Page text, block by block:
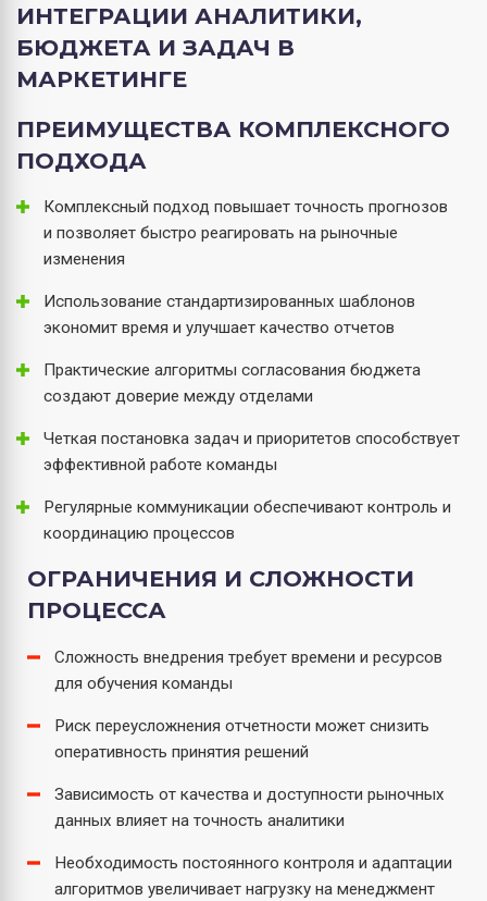
ИНТЕГРАЦИИ АНАЛИТИКИ,
БЮДЖЕТА И ЗАДАЧ В
МАРКЕТИНГЕ
ПРЕИМУЩЕСТВА КОМПЛЕКСНОГО
ПОДХОДА
Комплексный подход повышает точность прогнозов
и позволяет быстро реагировать на рыночные
изменения
Использование стандартизированных шаблонов
экономит время и улучшает качество отчетов
Практические алгоритмы согласования бюджета
создают доверие между отделами
Четкая постановка задач и приоритетов способствует
эффективной работе команды
Регулярные коммуникации обеспечивают контроль и
координацию процессов
ОГРАНИЧЕНИЯ И СЛОЖНОСТИ
ПРОЦЕССА
Сложность внедрения требует времени и ресурсов
для обучения команды
Риск переусложнения отчетности может снизить
оперативность принятия решений
Зависимость от качества и доступности рыночных
данных влияет на точность аналитики
Необходимость постоянного контроля и адаптации
алгоритмов увеличивает нагрузку на менеджмент